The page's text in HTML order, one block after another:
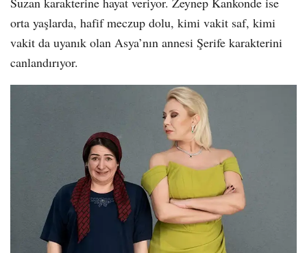
orta yaşlarda, hafif meczup dolu, kimi vakit saf, kimi
vakit da uyanık olan Asya’nın annesi Şerife karakterini
canlandırıyor.